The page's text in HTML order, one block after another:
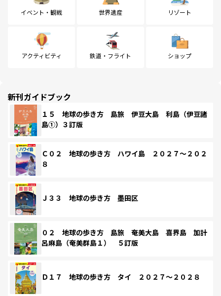
イベント・観戦 世界遺産 リゾート
アクティビティ 鉄道・フライト ショップ
新刊ガイドブック
１５ 地球の歩き方 島旅 伊豆大島 利島（伊豆諸
島①）３訂版
Ｃ０２ 地球の歩き方 ハワイ島 ２０２７～２０２
８
Ｊ３３ 地球の歩き方 墨田区
０２ 地球の歩き方 島旅 奄美大島 喜界島 加計
呂麻島（奄美群島１） ５訂版
Ｄ１７ 地球の歩き方 タイ ２０２７～２０２８